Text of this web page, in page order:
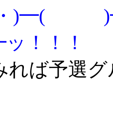
)━(
！！！
れば予選